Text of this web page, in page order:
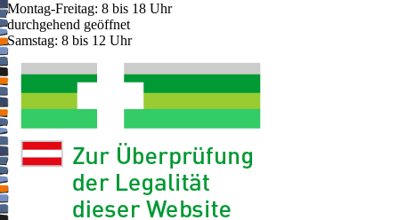
Montag-Freitag: 8 bis 18 Uhr
durchgehend geöffnet
Samstag: 8 bis 12 Uhr